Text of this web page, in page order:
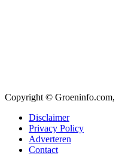
Copyright ©
Disclaimer
Privacy Policy
Adverteren
Contact